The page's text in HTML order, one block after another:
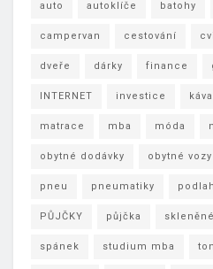
auto autoklíče batohy
campervan cestování
dveře dárky finance
INTERNET investice káva
matrace mba móda
obytné dodávky obytné vozy
pneu pneumatiky
PŮJČKY půjčka
spánek studium mba